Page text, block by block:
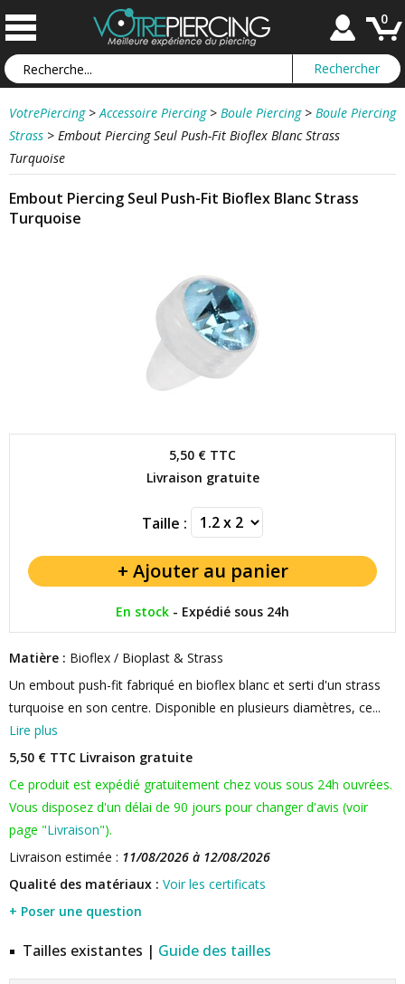
0
VotrePiercing > Accessoire Piercing > Boule Piercing > Boule Piercing
Strass > Embout Piercing Seul Push-Fit Bioflex Blanc Strass
Turquoise
Embout Piercing Seul Push-Fit Bioflex Blanc Strass
Turquoise
5,50 € TTC
Livraison gratuite
Taille :
En stock - Expédié sous 24h
Matière : Bioflex / Bioplast & Strass
Un embout push-fit fabriqué en bioflex blanc et serti d'un strass
turquoise en son centre. Disponible en plusieurs diamètres, ce...
Lire plus
5,50 € TTC Livraison gratuite
Ce produit est expédié gratuitement chez vous sous 24h ouvrées.
Vous disposez d'un délai de 90 jours pour changer d'avis (voir
page "Livraison").
Livraison estimée : 11/08/2026 à 12/08/2026
Qualité des matériaux : Voir les certificats
+ Poser une question
Tailles existantes | Guide des tailles